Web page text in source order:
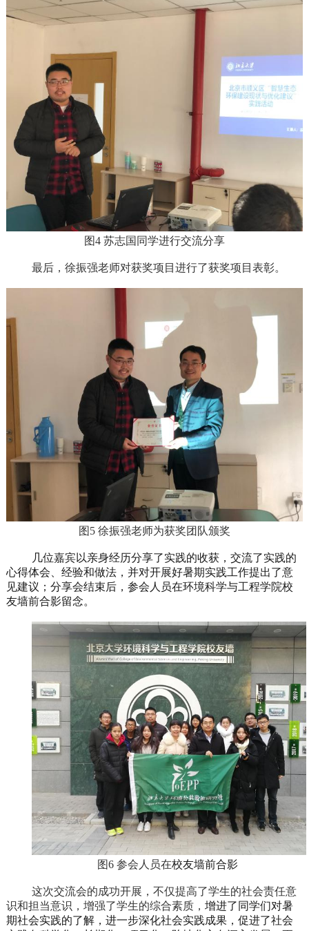
图4 苏志国同学进行交流分享
最后，徐振强老师对获奖项目进行了获奖项目表彰。
图5 徐振强老师为获奖团队颁奖
几位嘉宾以亲身经历分享了实践的收获，交流了实践的
心得体会、经验和做法，并对开展好暑期实践工作提出了意
见建议；分享会结束后，参会人员在环境科学与工程学院校
友墙前合影留念。
图6 参会人员在校友墙前合影
这次交流会的成功开展，不仅提高了学生的社会责任意
识和担当意识，增强了学生的综合素质， 增进了同学们对暑
期社会实践的了解，进一步深化社会实践成果，促进了社会